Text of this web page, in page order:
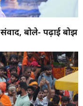
बोले- पढ़ाई बोझ